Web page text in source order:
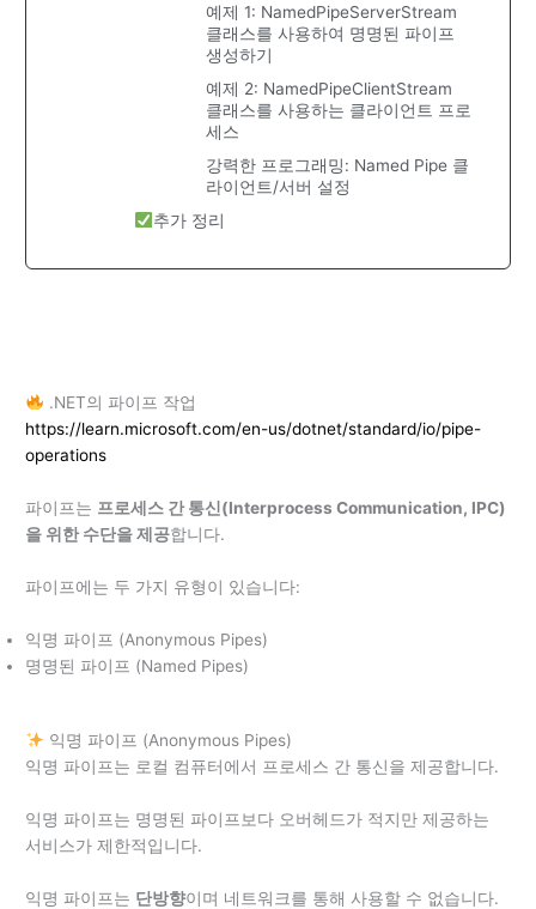
예제 1: NamedPipeServerStream
클래스를 사용하여 명명된 파이프
생성하기
예제 2: NamedPipeClientStream
클래스를 사용하는 클라이언트 프로
세스
강력한 프로그래밍: Named Pipe 클
라이언트/서버 설정
추가 정리
.NET의 파이프 작업
https://learn.microsoft.com/en-us/dotnet/standard/io/pipe-
operations
파이프는 프로세스 간 통신(Interprocess Communication, IPC)
을 위한 수단을 제공합니다.
파이프에는 두 가지 유형이 있습니다:
익명 파이프 (Anonymous Pipes)
명명된 파이프 (Named Pipes)
익명 파이프 (Anonymous Pipes)
익명 파이프는 로컬 컴퓨터에서 프로세스 간 통신을 제공합니다.
익명 파이프는 명명된 파이프보다 오버헤드가 적지만 제공하는
서비스가 제한적입니다.
익명 파이프는 단방향이며 네트워크를 통해 사용할 수 없습니다.